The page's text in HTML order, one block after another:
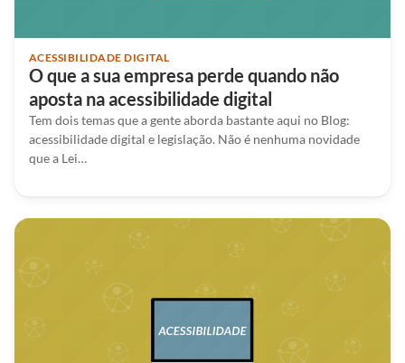
ACESSIBILIDADE DIGITAL
O que a sua empresa perde quando não
aposta na acessibilidade digital
Tem dois temas que a gente aborda bastante aqui no Blog:
acessibilidade digital e legislação. Não é nenhuma novidade
que a Lei…